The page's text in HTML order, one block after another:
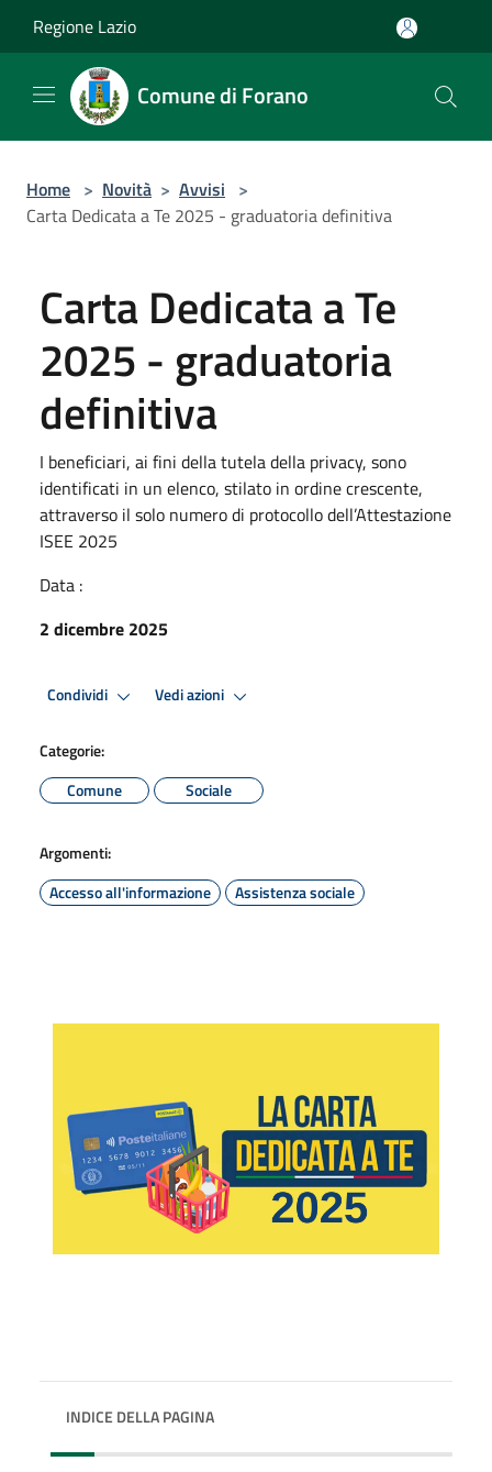
Regione Lazio
Comune di Forano
Home > Novità > Avvisi >
Carta Dedicata a Te 2025 - graduatoria definitiva
Carta Dedicata a Te
2025 - graduatoria
definitiva
I beneficiari, ai fini della tutela della privacy, sono
identificati in un elenco, stilato in ordine crescente,
attraverso il solo numero di protocollo dell’Attestazione
ISEE 2025
Data :
2 dicembre 2025
Condividi Vedi azioni
Categorie:
Comune
Sociale
Argomenti:
Accesso all'informazione
Assistenza sociale
INDICE DELLA PAGINA